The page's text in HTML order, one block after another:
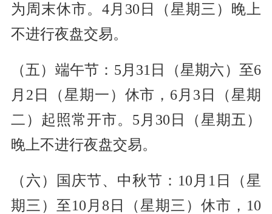
为周末休市。4月30日（星期三）晚上
不进行夜盘交易。
（五）端午节：5月31日（星期六）至6
月2日（星期一）休市，6月3日（星期
二）起照常开市。5月30日（星期五）
晚上不进行夜盘交易。
（六）国庆节、中秋节：10月1日（星
期三）至10月8日（星期三）休市，10